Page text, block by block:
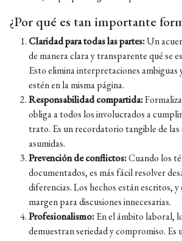
¿Por qué es tan importante
Claridad para todas las partes:Un
de manera clara y transparente qué se
Esto elimina interpretaciones ambiguas
estén en la misma página.
Responsabilidad compartida:
obliga a todos los involucrados a
trato. Es un recordatorio tangible de las
asumidas.
Prevención de conflictos:Cuando los
documentados, es más fácil resolver
diferencias. Los hechos están escritos,
margen para discusiones innecesarias.
Profesionalismo:En el ámbito laboral,
demuestran seriedad y compromiso. Es